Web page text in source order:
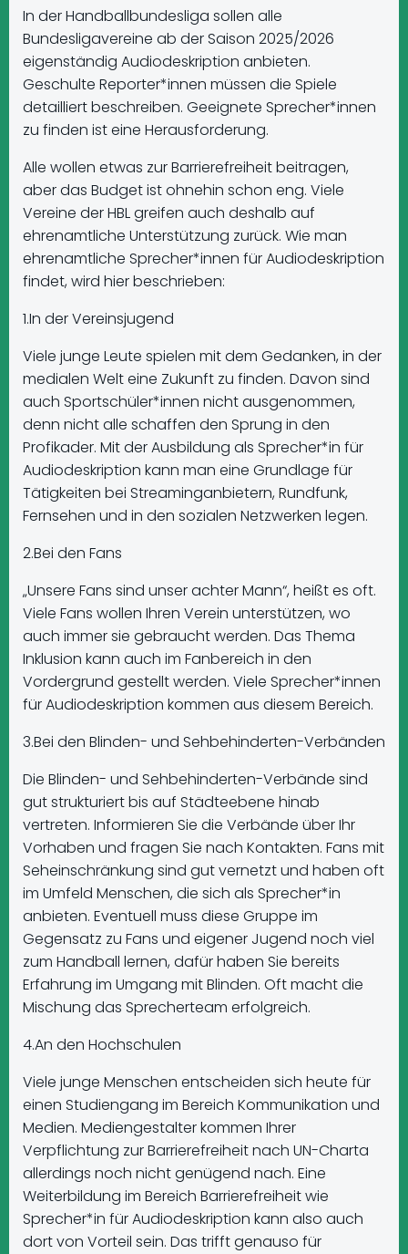
In der Handballbundesliga sollen alle
Bundesligavereine ab der Saison 2025/2026
eigenständig Audiodeskription anbieten.
Geschulte Reporter*innen müssen die Spiele
detailliert beschreiben. Geeignete Sprecher*innen
zu finden ist eine Herausforderung.
Alle wollen etwas zur Barrierefreiheit beitragen,
aber das Budget ist ohnehin schon eng. Viele
Vereine der HBL greifen auch deshalb auf
ehrenamtliche Unterstützung zurück. Wie man
ehrenamtliche Sprecher*innen für Audiodeskription
findet, wird hier beschrieben:
1.In der Vereinsjugend
Viele junge Leute spielen mit dem Gedanken, in der
medialen Welt eine Zukunft zu finden. Davon sind
auch Sportschüler*innen nicht ausgenommen,
denn nicht alle schaffen den Sprung in den
Profikader. Mit der Ausbildung als Sprecher*in für
Audiodeskription kann man eine Grundlage für
Tätigkeiten bei Streaminganbietern, Rundfunk,
Fernsehen und in den sozialen Netzwerken legen.
2.Bei den Fans
„Unsere Fans sind unser achter Mann“, heißt es oft.
Viele Fans wollen Ihren Verein unterstützen, wo
auch immer sie gebraucht werden. Das Thema
Inklusion kann auch im Fanbereich in den
Vordergrund gestellt werden. Viele Sprecher*innen
für Audiodeskription kommen aus diesem Bereich.
3.Bei den Blinden- und Sehbehinderten-Verbänden
Die Blinden- und Sehbehinderten-Verbände sind
gut strukturiert bis auf Städteebene hinab
vertreten. Informieren Sie die Verbände über Ihr
Vorhaben und fragen Sie nach Kontakten. Fans mit
Seheinschränkung sind gut vernetzt und haben oft
im Umfeld Menschen, die sich als Sprecher*in
anbieten. Eventuell muss diese Gruppe im
Gegensatz zu Fans und eigener Jugend noch viel
zum Handball lernen, dafür haben Sie bereits
Erfahrung im Umgang mit Blinden. Oft macht die
Mischung das Sprecherteam erfolgreich.
4.An den Hochschulen
Viele junge Menschen entscheiden sich heute für
einen Studiengang im Bereich Kommunikation und
Medien. Mediengestalter kommen Ihrer
Verpflichtung zur Barrierefreiheit nach UN-Charta
allerdings noch nicht genügend nach. Eine
Weiterbildung im Bereich Barrierefreiheit wie
Sprecher*in für Audiodeskription kann also auch
dort von Vorteil sein. Das trifft genauso für